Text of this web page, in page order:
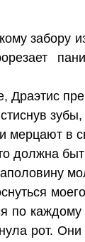
забору
Драэтис
мерцают в
должна
по
рот.